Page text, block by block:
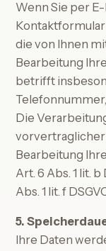
Wenn Sie per
die von Ihnen
Bearbeitung
betrifft
Die
Bearbeitung
Art. 6 Abs. 1 lit.
Abs. 1 lit. f
5.
Ihre Daten